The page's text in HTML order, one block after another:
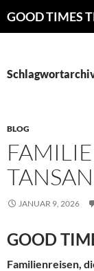
Inhalt
GOOD TIMES
BLOG
JANUAR 9, 2026
GOOD
Familienreisen,